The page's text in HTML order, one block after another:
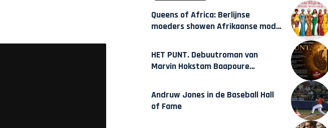
Queens of Africa: Berlijnse
moeders showen Afrikaanse mode
HET PUNT. Debuutroman van
Marvin Hokstam Baapoure
Andruw Jones in de Baseball Hall
of Fame